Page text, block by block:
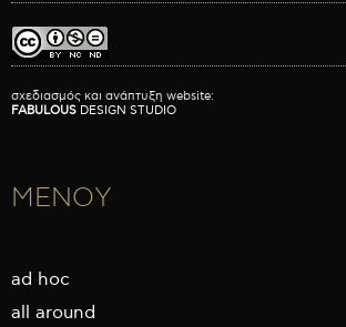
σχεδιασμός και ανάπτυξη website:
FABULOUS DESIGN STUDIO
ΜΕΝΟΥ
ad hoc
all around